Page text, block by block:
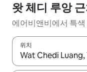
왓 체디 루앙
에어비앤비에서 특
위치
결과가 나오면 위·아